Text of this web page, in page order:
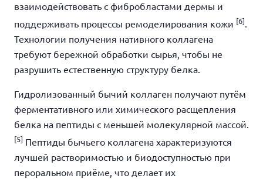
взаимодействовать с фибробластами дермы и
поддерживать процессы ремоделирования кожи [6].
Технологии получения нативного коллагена
требуют бережной обработки сырья, чтобы не
разрушить естественную структуру белка.
Гидролизованный бычий коллаген получают путём
ферментативного или химического расщепления
белка на пептиды с меньшей молекулярной массой.
[5] Пептиды бычьего коллагена характеризуются
лучшей растворимостью и биодоступностью при
пероральном приёме, что делает их